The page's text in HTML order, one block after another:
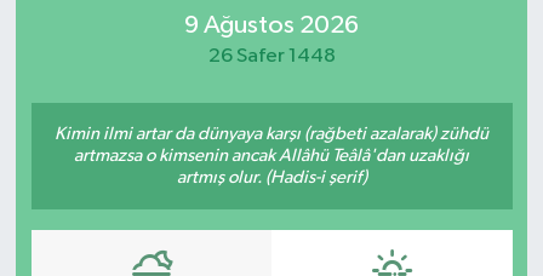
9 Ağustos 2026
26 Safer 1448
Kimin ilmi artar da dünyaya karşı (rağbeti azalarak) zühdü
artmazsa o kimsenin ancak Allâhü Teâlâ'dan uzaklığı
artmış olur. (Hadis-i şerif)
Haber Arşivi